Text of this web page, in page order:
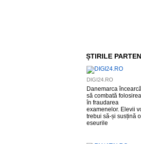
ȘTIRILE
DIGI24.RO
Danemarca
să combată folosirea
în fraudarea
examenelor. Elevii
trebui să-și susțină
eseurile